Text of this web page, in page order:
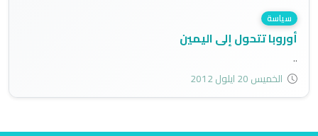
سياسة
أوروبا تتحول إلى اليمين
..
الخميس 20 ايلول 2012